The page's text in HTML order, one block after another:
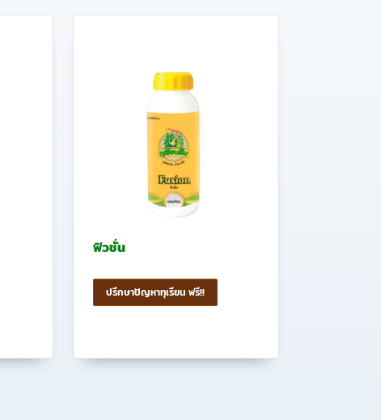
ฟิวชั่น
ปรึกษาปัญหาทุเรียน ฟรี!!